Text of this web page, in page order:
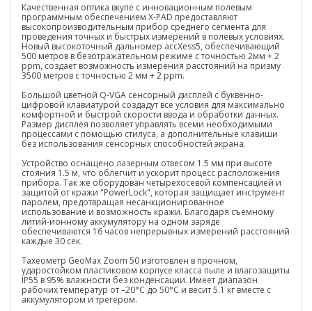
InnoSpector
Гидрография
БПВА
ОЛЭ
МЛЭ
ADCP
ГБО
Датчик качества воды
Распродажа
Качественная оптика вкупе с инновационным полевым
программным обеспечением X-PAD предоставляют
высокопроизводительным прибор среднего сегмента для
проведения точных и быстрых измерений в полевых условиях.
Новый высокоточный дальномер accXess5, обеспечивающий
500 метров в безотражательном режиме с точностью 2мм + 2
ppm, создает возможность измерения расстояний на призму
3500 метров с точностью 2 мм + 2 ppm.
Большой цветной Q-VGA сенсорный дисплей с буквенно-
цифровой клавиатурой создадут все условия для максимально
комфортной и быстрой скорости ввода и обработки данных.
Размер дисплея позволяет управлять всеми необходимыми
процессами с помощью стилуса, а дополнительные клавиши
без использования сенсорных способностей экрана.
Устройство оснащено лазерным отвесом 1.5 мм при высоте
стояния 1.5 м, что облегчит и ускорит процесс расположения
прибора. Так же оборудован четырехосевой компенсацией и
защитой от кражи "PowerLock", которая защищает инструмент
паролем, предотвращая несанкционированное
использование и возможность кражи. Благодаря съемному
литий-ионному аккумулятору на одном заряде
обеспечиваются 16 часов непрерывных измерений расстояний
каждые 30 сек.
Тахеометр GeoMax Zoom 50 изготовлен в прочном,
ударостойком пластиковом корпусе класса пыле и влагозащиты
IP55 в 95% влажности без конденсации. Имеет диапазон
рабочих температур от –20°C до 50°C и весит 5.1 кг вместе с
аккумулятором и трегером.